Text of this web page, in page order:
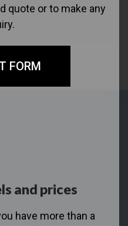
quote or to make any
FORM
and prices
have more than a